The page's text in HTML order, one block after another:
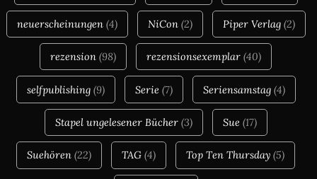
neuerscheinungen(4) NiCon(2) Piper Verlag(2)
rezension (98) rezensionsexemplar (40)
selfpublishing(9) Serie (7) Seriensamstag(4)
Stapel ungelesener Bücher(3) Sue (17)
Suehören (22) TAG (4) Top Ten Thursday (5)